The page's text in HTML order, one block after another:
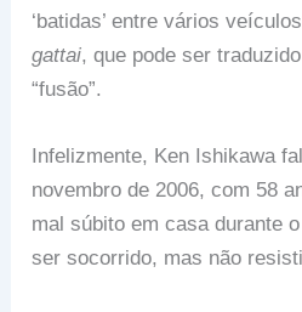
‘batidas’ entre vários
gattai, que pode ser
“fusão”.
Infelizmente, Ken Ishikawa
novembro de 2006, com 58
mal súbito em casa durante
ser socorrido, mas não